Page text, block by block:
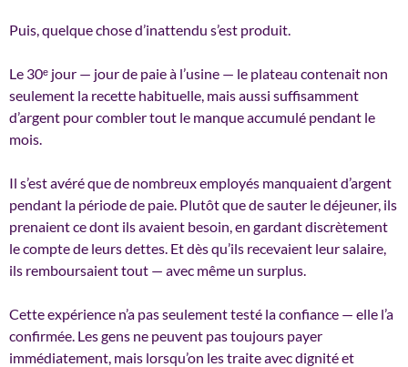
Puis, quelque chose d’inattendu s’est produit.
Le 30ᵉ jour — jour de paie à l’usine — le plateau contenait non
seulement la recette habituelle, mais aussi suffisamment
d’argent pour combler tout le manque accumulé pendant le
mois.
Il s’est avéré que de nombreux employés manquaient d’argent
pendant la période de paie. Plutôt que de sauter le déjeuner, ils
prenaient ce dont ils avaient besoin, en gardant discrètement
le compte de leurs dettes. Et dès qu’ils recevaient leur salaire,
ils remboursaient tout — avec même un surplus.
Cette expérience n’a pas seulement testé la confiance — elle l’a
confirmée. Les gens ne peuvent pas toujours payer
immédiatement, mais lorsqu’on les traite avec dignité et